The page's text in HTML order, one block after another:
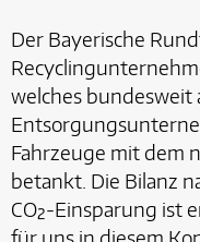
Der Bayerische
welches bundesweit
Fahrzeuge mit dem
betankt. Die Bilanz
CO₂-Einsparung ist